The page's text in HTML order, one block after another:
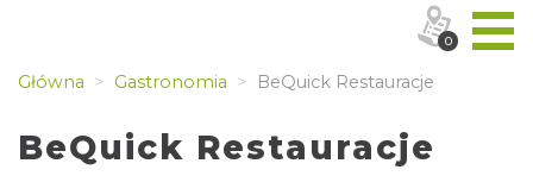
Główna Gastronomia BeQuick Restauracje
BeQuick Restauracje
0